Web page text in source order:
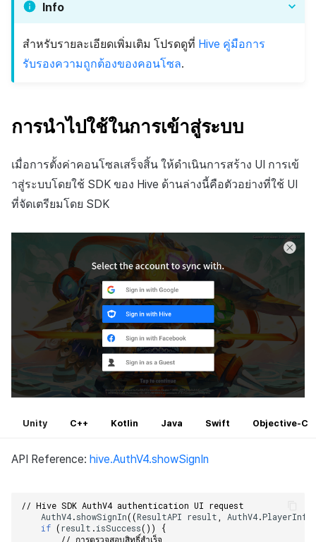
Info
สำหรับรายละเอียดเพิ่มเติม โปรดดูที่ Hive คู่มือการ
รับรองความถูกต้องของคอนโซล.
การนำไปใช้ในการเข้าสู่ระบบ
เมื่อการตั้งค่าคอนโซลเสร็จสิ้น ให้ดำเนินการสร้าง UI การเข้
าสู่ระบบโดยใช้ SDK ของ Hive ด้านล่างนี้คือตัวอย่างที่ใช้ UI
ที่จัดเตรียมโดย SDK
Unity C++ Kotlin Java Swift Objective-C
API Reference: hive.AuthV4.showSignIn
// Hive SDK AuthV4 authentication UI request
AuthV4.showSignIn((ResultAPI result AuthV4.PlayerInfo
if (result .isSuccess())
{
// การตรวจสอบสิทธิ์สำเร็จ